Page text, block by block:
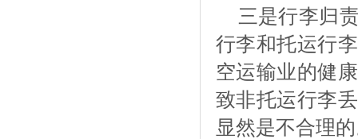
三是行李归
行李和托运行
空运输业的健
致非托运行李
显然是不合理